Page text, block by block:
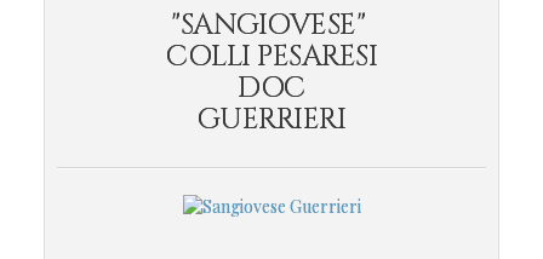
"SANGIOVESE"
COLLI PESARESI
DOC
GUERRIERI